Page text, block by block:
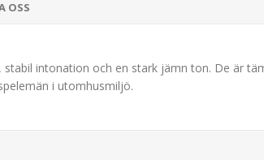
OSS
stabil intonation och en stark jämn ton. De är
i utomhusmiljö.